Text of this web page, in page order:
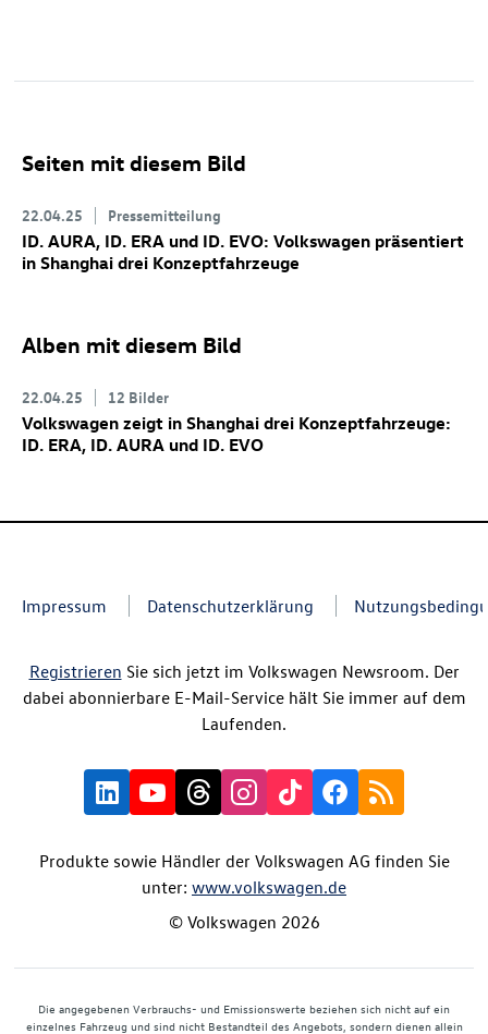
Seiten mit diesem Bild
22.04.25 Pressemitteilung
ID. AURA, ID. ERA und ID. EVO: Volkswagen präsentiert
in Shanghai drei Konzeptfahrzeuge
Alben mit diesem Bild
22.04.25 12 Bilder
Volkswagen zeigt in Shanghai drei Konzeptfahrzeuge:
ID. ERA, ID. AURA und ID. EVO
Impressum Datenschutzerklärung
Registrieren Sie sich jetzt im Volkswagen Newsroom. Der
dabei abonnierbare E-Mail-Service hält Sie immer auf dem
Laufenden.
Produkte sowie Händler der Volkswagen AG finden Sie
unter: www.volkswagen.de
© Volkswagen 2026
Die angegebenen Verbrauchs- und Emissionswerte beziehen sich nicht auf ein
einzelnes Fahrzeug und sind nicht Bestandteil des Angebots, sondern dienen allein